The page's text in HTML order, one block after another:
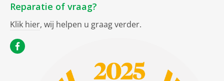
Reparatie of vraag?
Klik hier, wij helpen u graag verder.